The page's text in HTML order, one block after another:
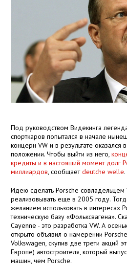
Под руководством Видекинга
спорткаров попытался в начале
концерн VW и в результате
положении. Чтобы выйти из него,
кредиты и в настоящий момент долг
миллиардов, сообщаетdeutche welle.
Идею сделать Porsche совладельцем
реализовывать еще в 2005 году.
желанием использовать в интересах
техническую базу «Фольксвагена».
Cayenne - это разработка VW. А
открыто объявил о намерении
Volkswagen, скупив две трети акций
Европе) автостроителя, который
машин, чем Porsche.